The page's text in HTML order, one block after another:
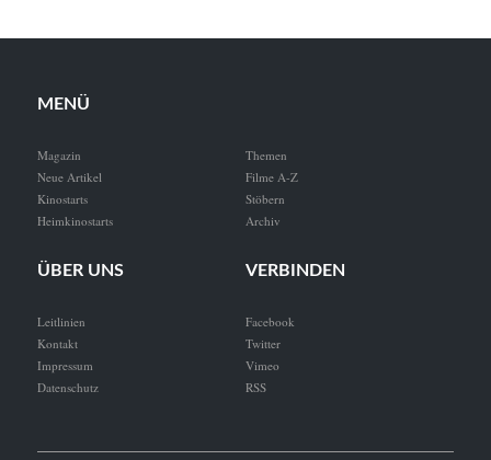
MENÜ
Magazin
Neue Artikel
Kinostarts
Heimkinostarts
Themen
Filme A-Z
Stöbern
Archiv
ÜBER UNS
Leitlinien
Kontakt
Impressum
Datenschutz
VERBINDEN
Facebook
Twitter
Vimeo
RSS